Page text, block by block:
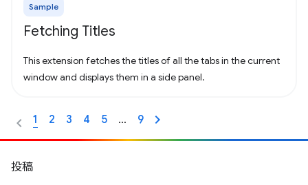
Sample
Fetching Titles
This extension fetches the titles of all the tabs in the current
window and displays them in a side panel.
1 2 3 4 5 … 9
投稿